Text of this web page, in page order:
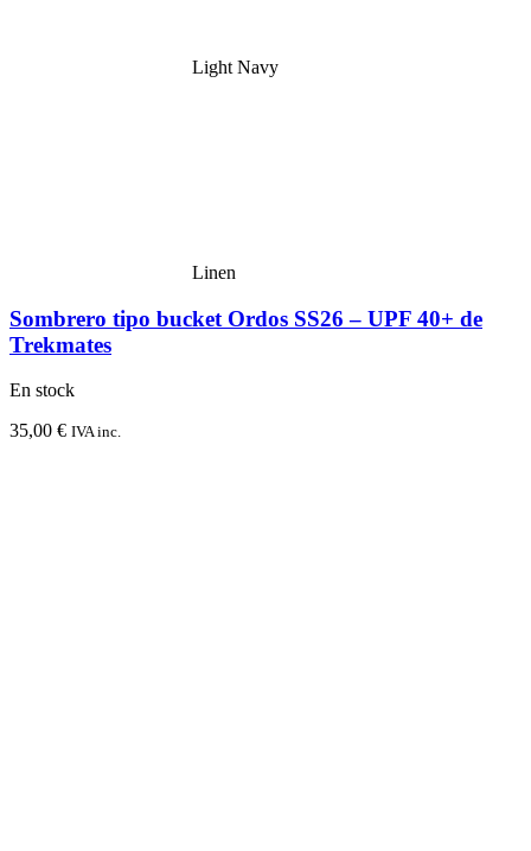
Light Navy
Linen
Sombrero tipo bucket Ordos SS26 – UPF 40+ de
Trekmates
En stock
35,00 € IVA inc.